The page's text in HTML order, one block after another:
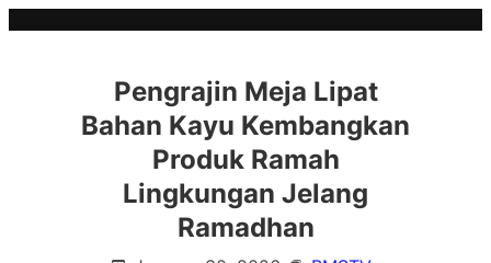
Pengrajin Meja Lipat
Bahan Kayu Kembangkan
Produk Ramah
Lingkungan Jelang
Ramadhan